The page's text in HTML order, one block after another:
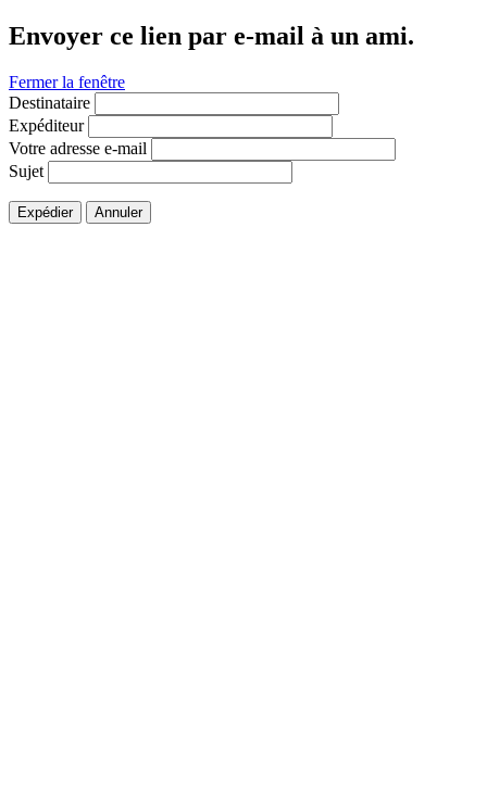
Envoyer ce lien par e-mail à un ami.
Fermer la fenêtre
Destinataire
Expéditeur
Votre adresse e-mail
Sujet
Expédier Annuler